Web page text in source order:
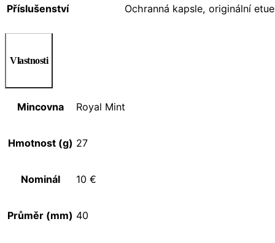
Příslušenství
Ochranná kapsle, originální
Vlastnosti
Mincovna Royal Mint
Hmotnost (g) 27
Nominál 10 €
Průměr (mm) 40